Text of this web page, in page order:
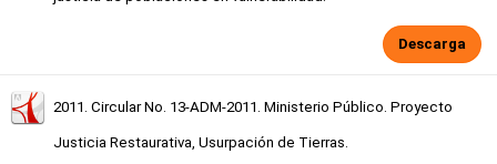
Descarga
2011. Circular No. 13-ADM-2011. Ministerio Público. Proyecto
Justicia Restaurativa, Usurpación de Tierras.